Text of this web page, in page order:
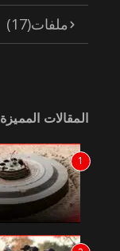
ملفات(17)
المقالات المميزة
1